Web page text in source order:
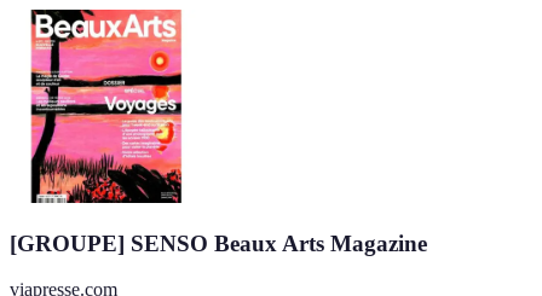
[GROUPE] SENSO Beaux Arts Magazine
viapresse.com